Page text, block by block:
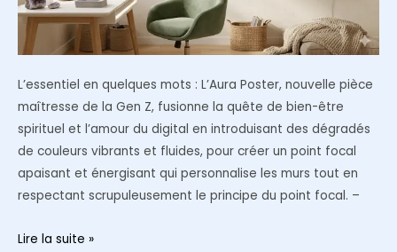
L’essentiel en quelques mots : L’Aura Poster, nouvelle pièce
maîtresse de la Gen Z, fusionne la quête de bien-être
spirituel et l’amour du digital en introduisant des dégradés
de couleurs vibrants et fluides, pour créer un point focal
apaisant et énergisant qui personnalise les murs tout en
respectant scrupuleusement le principe du point focal. –
L’esthétique
Lire la suite »